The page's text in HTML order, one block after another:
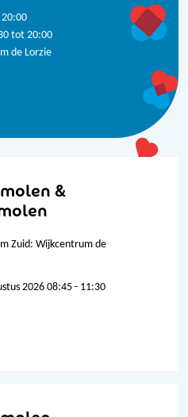
tot 20:00
de Lorzie
&
Zuid: Wijkcentrum de
2026 08:45 - 11:30